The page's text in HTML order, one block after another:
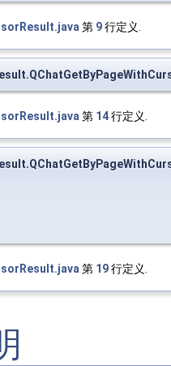
第 9行定义.
第 14行定义.
第 19行定义.